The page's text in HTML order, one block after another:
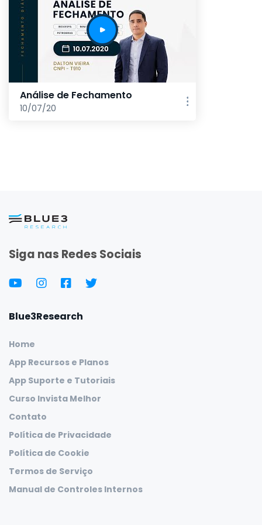
Análise de Fechamento
10/07/20
Siga nas Redes Sociais
Blue3Research
Home
App Recursos e Planos
App Suporte e Tutoriais
Curso Invista Melhor
Contato
Política de Privacidade
Política de Cookie
Termos de Serviço
Manual de Controles Internos